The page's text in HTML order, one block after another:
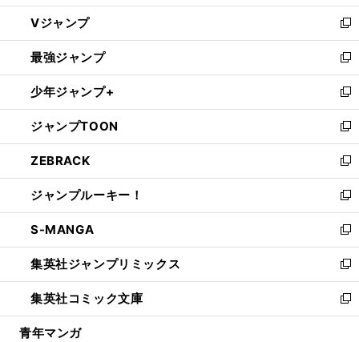
ウ
ィ
ン
ド
ウ
で
開
く
し
い
ウ
ィ
ン
ド
ウ
で
開
く
Vジャンプ
新
し
い
ウ
ィ
ン
ド
ウ
で
開
く
最強ジャンプ
新
し
い
ウ
ィ
ン
ド
ウ
で
開
く
少年ジャンプ+
新
し
い
ウ
ィ
ン
ド
ウ
で
開
く
ジャンプTOON
新
し
い
ウ
ィ
ン
ド
ウ
で
開
く
ZEBRACK
新
し
い
ウ
ィ
ン
ド
ウ
で
開
ジャンプルーキー！
新
し
い
ウ
ィ
ン
ド
ウ
S-MANGA
新
し
い
ウ
ィ
ン
集英社ジャンプリミックス
新
し
い
ウ
集英社コミック文庫
新
し
青年マンガ